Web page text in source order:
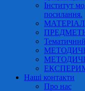
Інститут
посилання.
Наші контакти
Про нас